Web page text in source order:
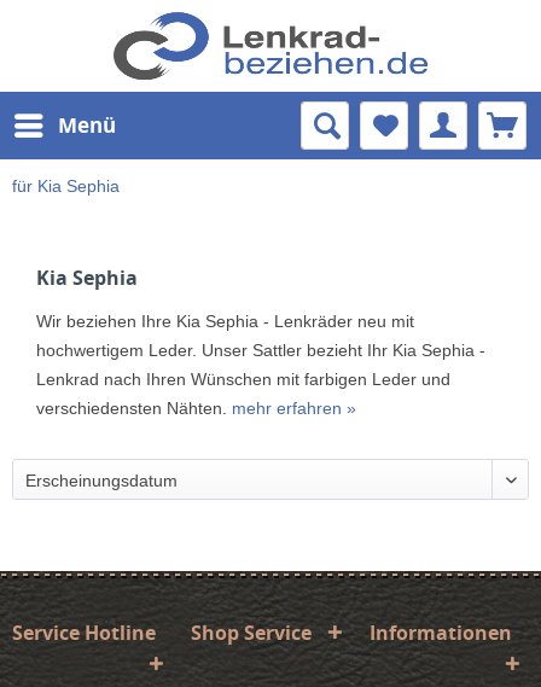
Menü
für Kia Sephia
Kia Sephia
Wir beziehen Ihre Kia Sephia - Lenkräder neu mit
hochwertigem Leder. Unser Sattler bezieht Ihr Kia Sephia -
Lenkrad nach Ihren Wünschen mit farbigen Leder und
verschiedensten Nähten. mehr erfahren »
Service Hotline Shop Service Informationen